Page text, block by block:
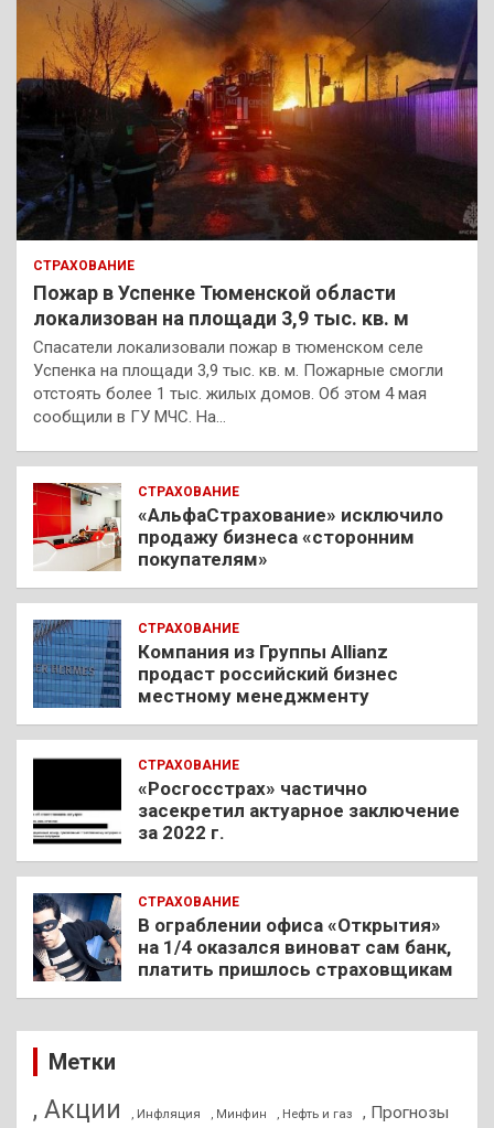
СТРАХОВАНИЕ
Пожар в Успенке Тюменской области
локализован на площади 3,9 тыс. кв. м
Спасатели локализовали пожар в тюменском селе
Успенка на площади 3,9 тыс. кв. м. Пожарные смогли
отстоять более 1 тыс. жилых домов. Об этом 4 мая
сообщили в ГУ МЧС. На…
СТРАХОВАНИЕ
«АльфаСтрахование» исключило
продажу бизнеса «сторонним
покупателям»
СТРАХОВАНИЕ
Компания из Группы Allianz
продаст российский бизнес
местному менеджменту
СТРАХОВАНИЕ
«Росгосстрах» частично
засекретил актуарное заключение
за 2022 г.
СТРАХОВАНИЕ
В ограблении офиса «Открытия»
на 1/4 оказался виноват сам банк,
платить пришлось страховщикам
Метки
, Акции , Инфляция , Минфин , Нефть и газ , Прогнозы